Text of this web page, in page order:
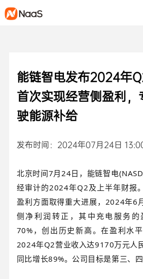
能链智电发布2024年
首次实现经营侧盈利，
驶能源补给
发布时间：2024年07月24日
北京时间7月24日，能链智电
经审计的2024年Q2及上半年财报
盈利方面取得重大进展，2024年6
侧净利润转正，其中充电服务的
70%，创出历史新高。在盈利水平
2024年Q2营业收入达9170万元人
同比增长89%。公司目标是第三、四